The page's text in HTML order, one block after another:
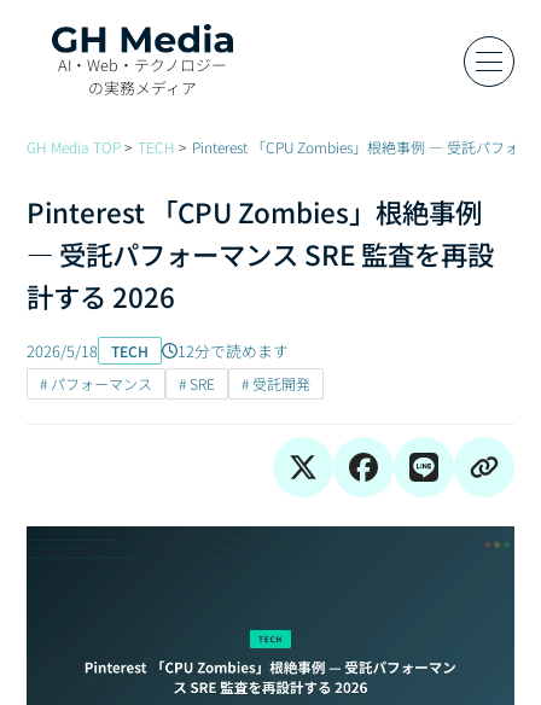
AI・Web・テクノロジー
の実務メディア
GH Media TOP TECH Pinterest 「CPU Zombies」根絶事例 — 受託パフォー
Pinterest 「CPU Zombies」根絶事例
— 受託パフォーマンス SRE 監査を再設
計する 2026
2026/5/18 TECH 12分で読めます
# パフォーマンス # SRE # 受託開発